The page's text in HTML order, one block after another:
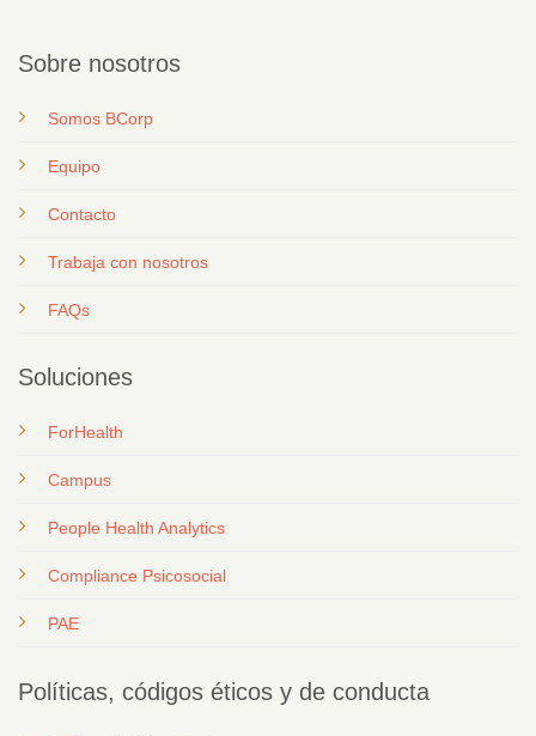
Sobre nosotros
Somos BCorp
Equipo
Contacto
Trabaja con nosotros
FAQs
Soluciones
ForHealth
Campus
People Health Analytics
Compliance Psicosocial
PAE
Políticas, códigos éticos y de conducta